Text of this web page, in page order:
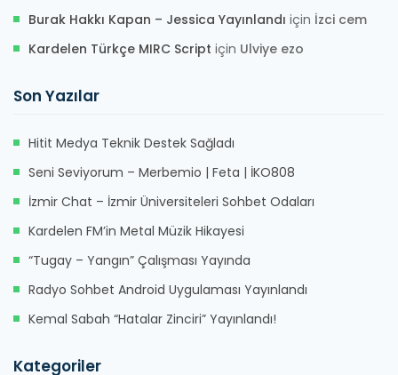
Burak Hakkı Kapan – Jessica Yayınlandı için İzci cem
Kardelen Türkçe MIRC Script için Ulviye ezo
Son Yazılar
Hitit Medya Teknik Destek Sağladı
Seni Seviyorum – Merbemio | Feta | İKO808
İzmir Chat – İzmir Üniversiteleri Sohbet Odaları
Kardelen FM’in Metal Müzik Hikayesi
“Tugay – Yangın” Çalışması Yayında
Radyo Sohbet Android Uygulaması Yayınlandı
Kemal Sabah “Hatalar Zinciri” Yayınlandı!
Kategoriler